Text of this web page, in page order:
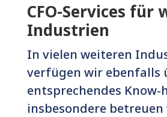
CFO-Services für
Industrien
In vielen weiteren
verfügen wir ebenfalls
entsprechendes Know-
insbesondere